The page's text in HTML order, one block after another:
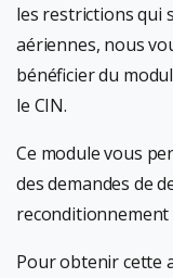
les restrictions qui
aériennes, nous
bénéficier du
le CIN.
Ce module vous
des demandes de
reconditionnement
Pour obtenir cette